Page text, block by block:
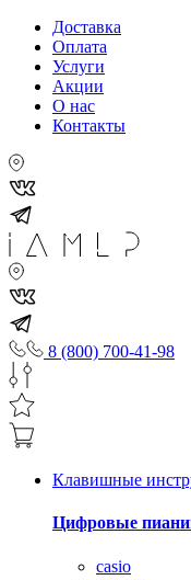
Доставка
Оплата
Услуги
Акции
О нас
Контакты
8 (800) 700-41-98
Клавишные
Цифровые
casio